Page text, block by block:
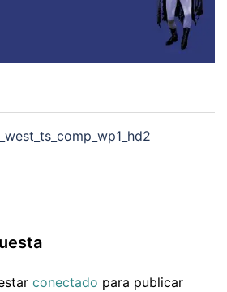
conectado para publicar